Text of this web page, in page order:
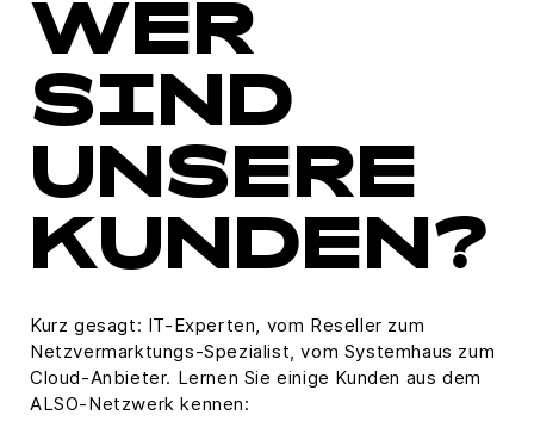
WER
SIND
UNSERE
KUNDEN?
Kurz gesagt: IT-Experten, vom Reseller zum
Netzvermarktungs-Spezialist, vom Systemhaus zum
Cloud-Anbieter. Lernen Sie einige Kunden aus dem
ALSO-Netzwerk kennen: